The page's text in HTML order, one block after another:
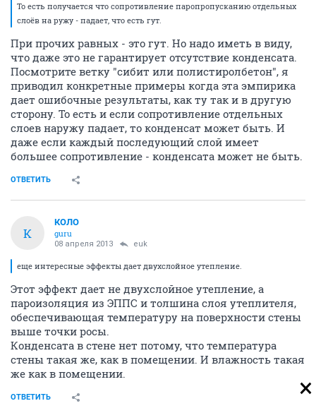
То есть получается что сопротивление паропропусканию отдельных
слоёв на ружу - падает, что есть гут.
При прочих равных - это гут. Но надо иметь в виду,
что даже это не гарантирует отсутствие конденсата.
Посмотрите ветку "сибит или полистиролбетон", я
приводил конкретные примеры когда эта эмпирика
дает ошибочные результаты, как ту так и в другую
сторону. То есть и если сопротивление отдельных
слоев наружу падает, то конденсат может быть. И
даже если каждый последующий слой имеет
большее сопротивление - конденсата может не быть.
ОТВЕТИТЬ
К
КОЛО
guru
08 апреля 2013 euk
еще интересные эффекты дает двухслойное утепление.
Этот эффект дает не двухслойное утепление, а
пароизоляция из ЭППС и толшина слоя утеплителя,
обеспечивающая температуру на поверхности стены
выше точки росы.
Конденсата в стене нет потому, что температура
стены такая же, как в помещении. И влажность такая
же как в помещении.
ОТВЕТИТЬ